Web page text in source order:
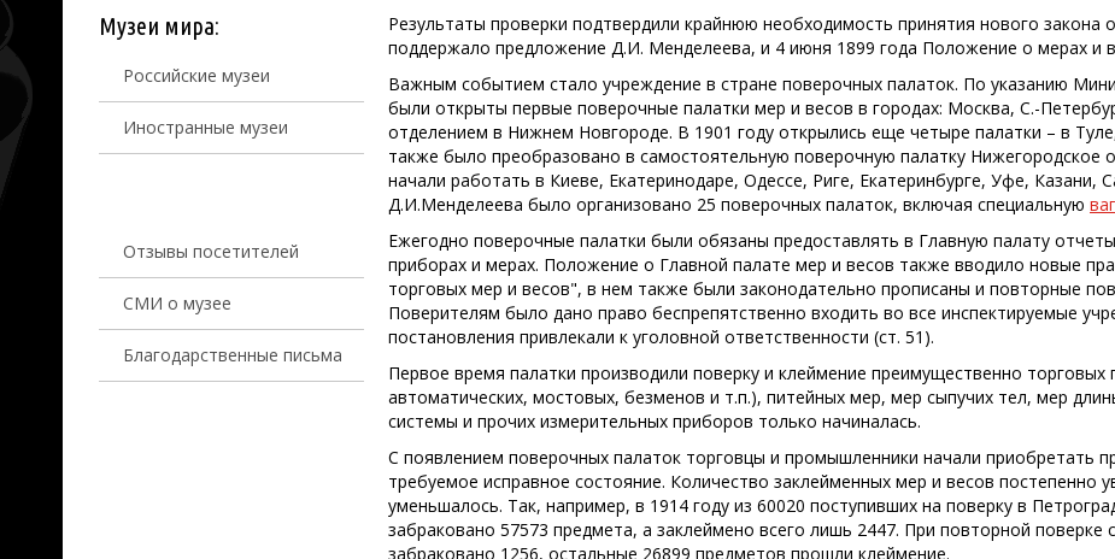
Музеи мира:
Российские музеи
Иностранные музеи
Отзывы посетителей
СМИ о музее
Благодарственные письма
Результаты проверки подтвердили крайнюю необходимость принятия нового закона
поддержало предложение Д.И. Менделеева, и 4 июня 1899 года Положение о мерах и
Важным событием стало учреждение в стране поверочных палаток. По указанию
были открыты первые поверочные палатки мер и весов в городах: Москва, С.-
отделением в Нижнем Новгороде. В 1901 году открылись еще четыре палатки – в
также было преобразовано в самостоятельную поверочную палатку Нижегородское
начали работать в Киеве, Екатеринодаре, Одессе, Риге, Екатеринбурге, Уфе, Казани,
Д.И.Менделеева было организовано 25 поверочных палаток, включая специальную
Ежегодно поверочные палатки были обязаны предоставлять в Главную палату
приборах и мерах. Положение о Главной палате мер и весов также вводило новые
торговых мер и весов", в нем также были законодательно прописаны и повторные
Поверителям было дано право беспрепятственно входить во все инспектируемые
постановления привлекали к уголовной ответственности (ст. 51).
Первое время палатки производили поверку и клеймение преимущественно торговых
автоматических, мостовых, безменов и т.п.), питейных мер, мер сыпучих тел, мер
системы и прочих измерительных приборов только начиналась.
С появлением поверочных палаток торговцы и промышленники начали приобретать
требуемое исправное состояние. Количество заклейменных мер и весов постепенно
уменьшалось. Так, например, в 1914 году из 60020 поступивших на поверку в
забраковано 57573 предмета, а заклеймено всего лишь 2447. При повторной поверке
забраковано 1256, остальные 26899 предметов прошли клеймение.